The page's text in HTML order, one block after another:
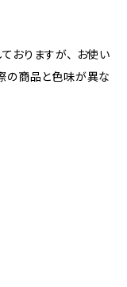
おりますが、 お使い
の商品と色味が異な